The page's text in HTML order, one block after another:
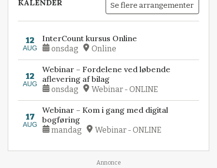
KALENDER Se flere arrangementer
12
AUG
InterCount kursus Online
onsdag Online
12
AUG
Webinar – Fordelene ved løbende
aflevering af bilag
onsdag Webinar - ONLINE
17
AUG
Webinar – Kom i gang med digital
bogføring
mandag Webinar - ONLINE
Annonce